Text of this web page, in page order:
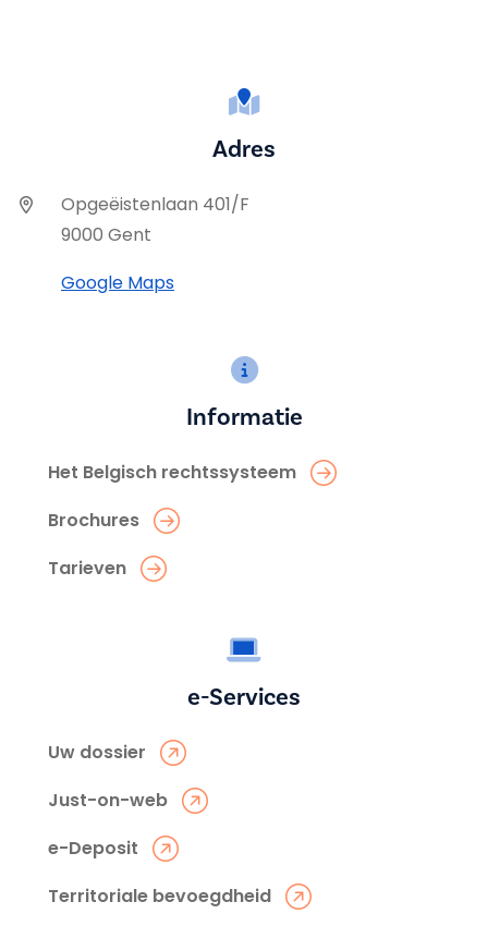
Adres
Opgeëistenlaan 401/F
9000 Gent
Google Maps
Informatie
Het Belgisch rechtssysteem
Brochures
Tarieven
e-Services
Uw dossier
Just-on-web
e-Deposit
Territoriale bevoegdheid